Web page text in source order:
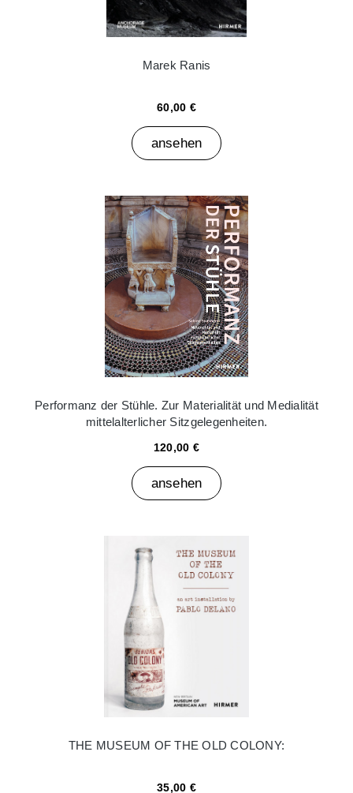
Marek Ranis
60,00 €
ansehen
Performanz der Stühle. Zur Materialität und Medialität
mittelalterlicher Sitzgelegenheiten.
120,00 €
ansehen
THE MUSEUM OF THE OLD COLONY:
35,00 €